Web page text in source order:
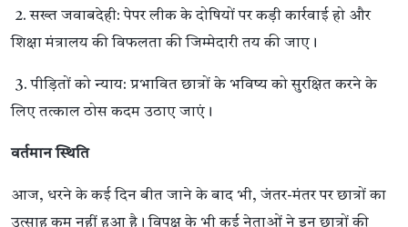
2. सख्त जवाबदेही: पेपर लीक के दोषियों पर कड़ी कार्रवाई हो और
शिक्षा मंत्रालय की विफलता की जिम्मेदारी तय की जाए।
3. पीड़ितों को न्याय: प्रभावित छात्रों के भविष्य को सुरक्षित करने के
लिए तत्काल ठोस कदम उठाए जाएं।
वर्तमान स्थिति
आज, धरने के कई दिन बीत जाने के बाद भी, जंतर-मंतर पर छात्रों का
उत्साह कम नहीं हुआ है। विपक्ष के भी कई नेताओं ने इन छात्रों की